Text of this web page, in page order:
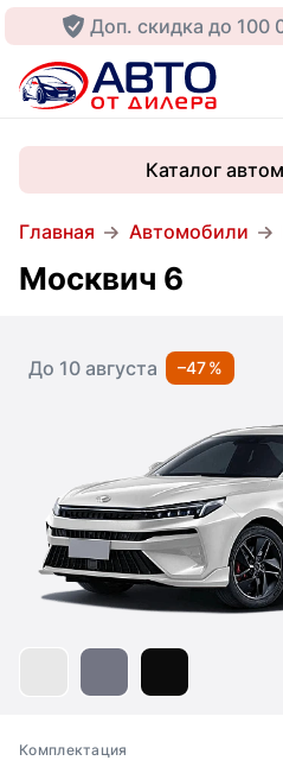
Доп. скидка до 100
Главная Автомобили
Каталог
Москвич 6
До 10 августа –47 %
Комплектация